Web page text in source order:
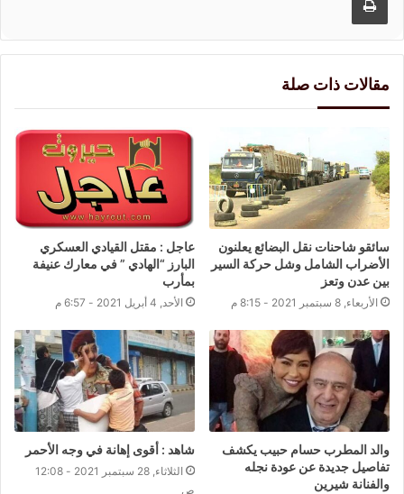
مقالات ذات صلة
سائقو شاحنات نقل البضائع يعلنون
الأضراب الشامل وشل حركة السير
بين عدن وتعز
الأربعاء, 8 سبتمبر 2021 - 8:15 م
عاجل : مقتل القيادي العسكري
البارز “الهادي ” في معارك عنيفة
بمأرب
الأحد, 4 أبريل 2021 - 6:57 م
والد المطرب حسام حبيب يكشف
تفاصيل جديدة عن عودة نجله
والفنانة شيرين
شاهد : أقوى إهانة في وجه الأحمر
الثلاثاء, 28 سبتمبر 2021 - 12:08
ص